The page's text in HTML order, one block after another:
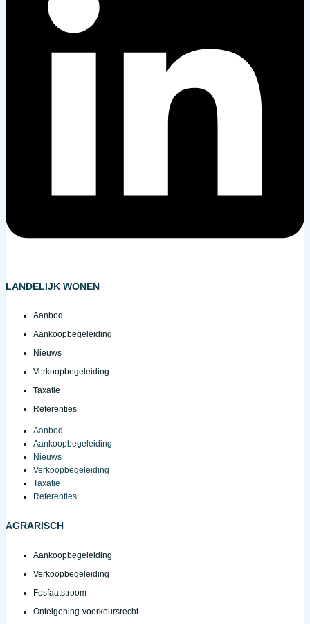
LANDELIJK WONEN
Aanbod
Aankoopbegeleiding
Nieuws
Verkoopbegeleiding
Taxatie
Referenties
Aanbod
Aankoopbegeleiding
Nieuws
Verkoopbegeleiding
Taxatie
Referenties
AGRARISCH
Aankoopbegeleiding
Verkoopbegeleiding
Fosfaatstroom
Onteigening-voorkeursrecht